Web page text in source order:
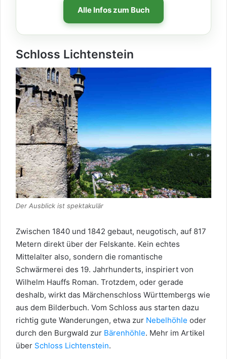
Alle Infos zum Buch
Schloss Lichtenstein
Der Ausblick ist spektakulär
Zwischen 1840 und 1842 gebaut, neugotisch, auf 817
Metern direkt über der Felskante. Kein echtes
Mittelalter also, sondern die romantische
Schwärmerei des 19. Jahrhunderts, inspiriert von
Wilhelm Hauffs Roman. Trotzdem, oder gerade
deshalb, wirkt das Märchenschloss Württembergs wie
aus dem Bilderbuch. Vom Schloss aus starten dazu
richtig gute Wanderungen, etwa zur Nebelhöhle oder
durch den Burgwald zur Bärenhöhle. Mehr im Artikel
über Schloss Lichtenstein.